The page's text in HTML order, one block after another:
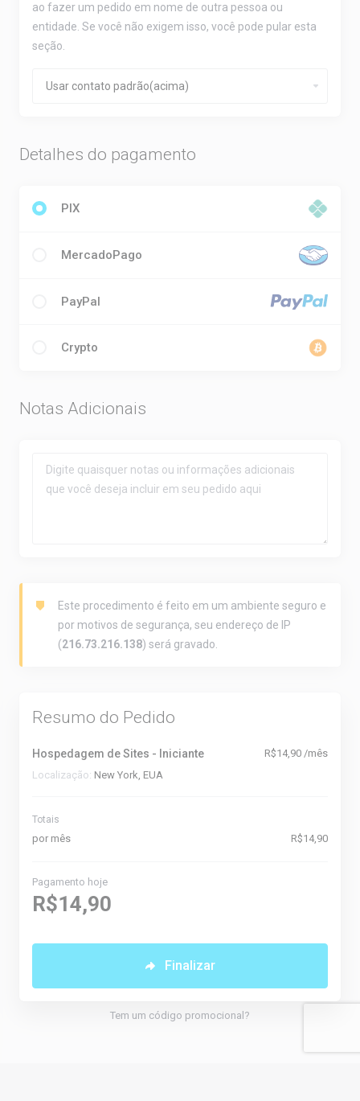
ao fazer um pedido em nome de outra pessoa ou
entidade. Se você não exigem isso, você pode pular esta
seção.
Detalhes do pagamento
PIX
MercadoPago
PayPal
Crypto
Notas Adicionais
Este procedimento é feito em um ambiente seguro e
por motivos de segurança, seu endereço de IP
(216.73.216.138) será gravado.
Resumo do Pedido
Hospedagem de Sites - Iniciante
R$14,90 /mês
Localização: New York, EUA
Totais
por mês R$14,90
Pagamento hoje
R$14,90
Finalizar
Tem um código promocional?